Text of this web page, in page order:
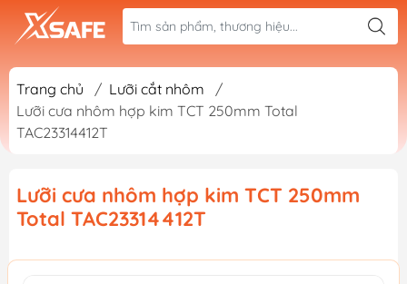
Trang chủ / Lưỡi cắt nhôm
/
Lưỡi cưa nhôm hợp kim TCT 250mm Total
TAC23314412T
Lưỡi cưa nhôm hợp kim TCT 250mm
Total TAC23314412T